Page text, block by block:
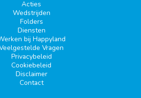
Acties
Wedstrijden
Folders
Diensten
bij Happyland
Vragen
Privacybeleid
Cookiebeleid
Disclaimer
Contact